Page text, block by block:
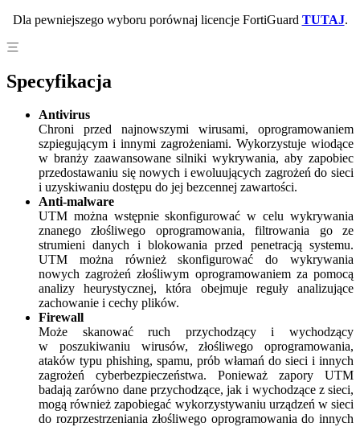
Dla pewniejszego wyboru porównaj licencje FortiGuard TUTAJ.
Specyfikacja
Antivirus
Chroni przed najnowszymi wirusami, oprogramowaniem
szpiegującym i innymi zagrożeniami. Wykorzystuje wiodące
w branży zaawansowane silniki wykrywania, aby zapobiec
przedostawaniu się nowych i ewoluujących zagrożeń do sieci
i uzyskiwaniu dostępu do jej bezcennej zawartości.
Anti-malware
UTM można wstępnie skonfigurować w celu wykrywania
znanego złośliwego oprogramowania, filtrowania go ze
strumieni danych i blokowania przed penetracją systemu.
UTM można również skonfigurować do wykrywania
nowych zagrożeń złośliwym oprogramowaniem za pomocą
analizy heurystycznej, która obejmuje reguły analizujące
zachowanie i cechy plików.
Firewall
Może skanować ruch przychodzący i wychodzący
w poszukiwaniu wirusów, złośliwego oprogramowania,
ataków typu phishing, spamu, prób włamań do sieci i innych
zagrożeń cyberbezpieczeństwa. Ponieważ zapory UTM
badają zarówno dane przychodzące, jak i wychodzące z sieci,
mogą również zapobiegać wykorzystywaniu urządzeń w sieci
do rozprzestrzeniania złośliwego oprogramowania do innych